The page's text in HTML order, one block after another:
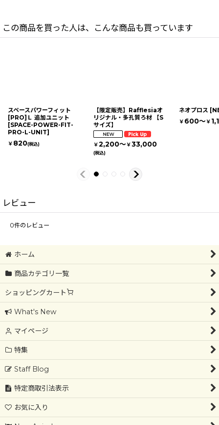
この商品を買った人は、こんな商品も買っています
スペースパワーフィット
[PRO]Ｌ 追加ユニット
[SPACE-POWER-FIT-
PRO-L-UNIT]
￥ 820(税込)
【限定販売】Rafflesiaオ
リジナル・多孔質ろ材 【S
サイズ】
￥2,200～￥33,000
(税込)
ネオプロス [
￥ 600～￥
レビュー
0件のレビュー
ホーム
商品カテゴリ一覧
ショッピングカート
What's New
マイページ
特集
Staff Blog
特定商取引法表示
お気に入り